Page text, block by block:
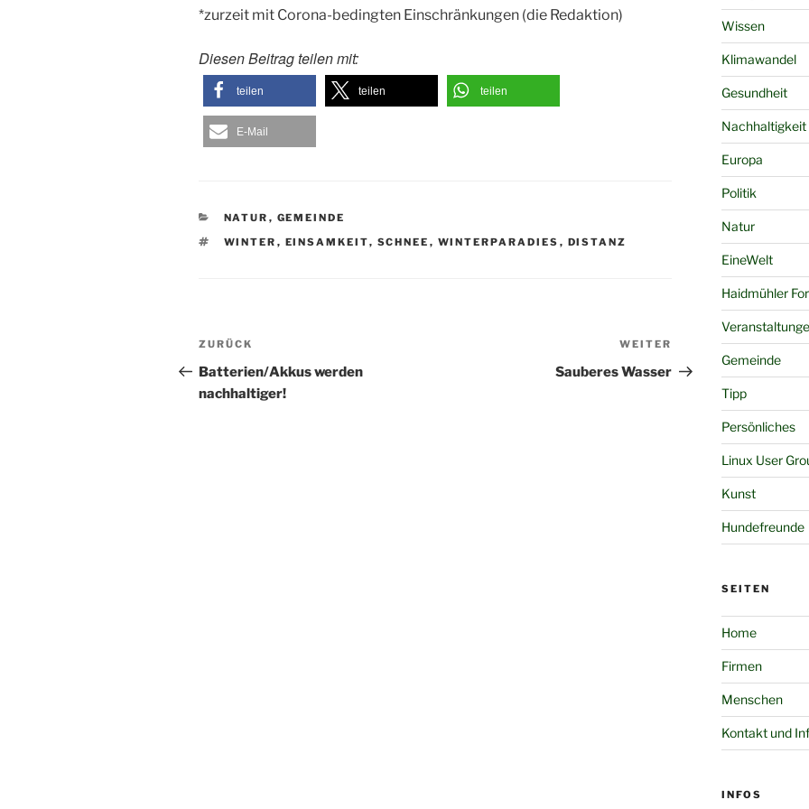
*zurzeit mit Corona-bedingten Einschränkungen (die Redaktion)
Diesen Beitrag teilen mit:
teilen teilen teilen
E-Mail
KATEGORIEN
NATUR , GEMEINDE
SCHLAGWÖRTER
WINTER , EINSAMKEIT, SCHNEE , WINTERPARADIES , DISTANZ
Beitragsnavigation
Vorheriger
Beitrag
ZURÜCK
Batterien/Akkus werden
nachhaltiger!
Nächster
Beitrag
WEITER
Sauberes Wasser
Wissen
Klimawandel
Gesundheit
Nachhaltigkeit
Europa
Politik
Natur
EineWelt
Haidmühler
Gemeinde
Tipp
Persönliches
Linux User
Kunst
Hundefreunde
SEITEN
Home
Firmen
Menschen
Kontakt und
INFOS